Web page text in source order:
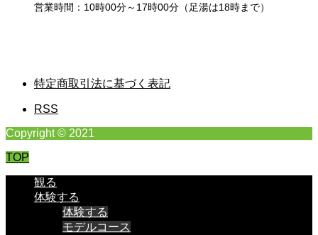
営業時間：10時00分～17時00分（足湯は18時まで）
特定商取引法に基づく表記
RSS
Copyright © 2021
TOP
観る
体験する
体験する
モデルコース